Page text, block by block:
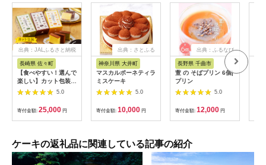
出典：JALふるさと納税
長崎県 佐々町
【食べやすい！選んで
楽しい】カット包装
カステラ 6箱入「1箱
5個入り」（プレーン
×2・抹茶×2・チョコ
レート×2）【文明堂
総本店】 [QAU005]
5.0
寄付金額: 25,000 円
出典：さとふる
神奈川県 大井町
マスカルポーネティラ
ミスケーキ
5.0
寄付金額: 10,000 円
出典：ふるなび
長野県 千曲市
萱 の そばプリン 6個|
プリン
5.0
寄付金額: 12,000 円
ケーキの返礼品に関連している記事の紹介